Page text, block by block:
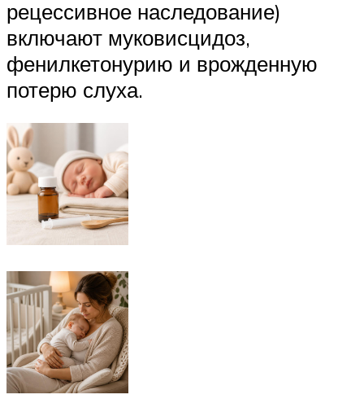
рецессивное наследование)
включают муковисцидоз,
фенилкетонурию и врожденную
потерю слуха.